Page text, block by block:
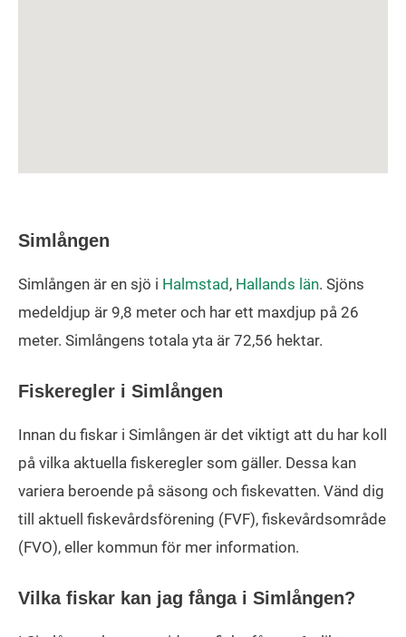
Simlången
Simlången är en sjö i Halmstad , Hallands län. Sjöns
medeldjup är 9,8 meter och har ett maxdjup på 26
meter. Simlångens totala yta är 72,56 hektar.
Fiskeregler i Simlången
Innan du fiskar i Simlången är det viktigt att du har koll
på vilka aktuella fiskeregler som gäller. Dessa kan
variera beroende på säsong och fiskevatten. Vänd dig
till aktuell fiskevårdsförening (FVF), fiskevårdsområde
(FVO), eller kommun för mer information.
Vilka fiskar kan jag fånga i Simlången?